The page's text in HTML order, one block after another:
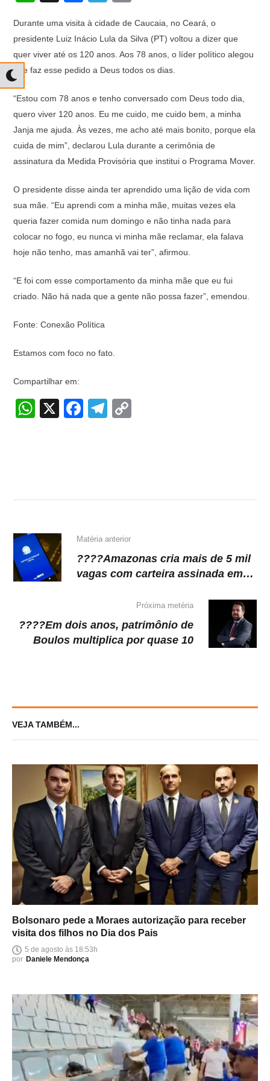
at
s
A
p
c
e
b
o
k
e
gr
a
m
p
y
Li
k
Durante uma visita à cidade de Caucaia, no Ceará, o
presidente Luiz Inácio Lula da Silva (PT) voltou a dizer que
quer viver até os 120 anos. Aos 78 anos, o líder político alegou
que faz esse pedido a Deus todos os dias.
“Estou com 78 anos e tenho conversado com Deus todo dia,
quero viver 120 anos. Eu me cuido, me cuido bem, a minha
Janja me ajuda. Às vezes, me acho até mais bonito, porque ela
cuida de mim”, declarou Lula durante a cerimônia de
assinatura da Medida Provisória que institui o Programa Mover.
O presidente disse ainda ter aprendido uma lição de vida com
sua mãe. “Eu aprendi com a minha mãe, muitas vezes ela
queria fazer comida num domingo e não tinha nada para
colocar no fogo, eu nunca vi minha mãe reclamar, ela falava
hoje não tenho, mas amanhã vai ter”, afirmou.
“E foi com esse comportamento da minha mãe que eu fui
criado. Não há nada que a gente não possa fazer”, emendou.
Fonte: Conexão Política
Estamos com foco no fato.
Compartilhar em:
W
p
X
F
o
k
T
m n
Matéria anterior
????Amazonas cria mais de 5 mil
vagas com carteira assinada em
Próxima metéria
????Em dois anos, patrimônio de
Boulos multiplica por quase 10
VEJA TAMBÉM...
Bolsonaro pede a Moraes autorização para receber
visita dos filhos no Dia dos Pais
5 de agosto às 18:53h
por Daniele Mendonça